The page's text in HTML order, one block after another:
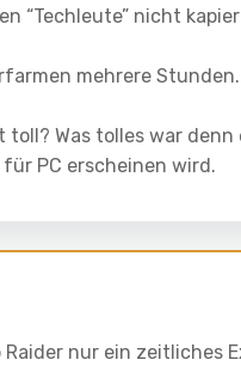
“Techleute” nicht
mehrere
Was tolles war
PC erscheinen wird.
Raider nur ein zeitliches